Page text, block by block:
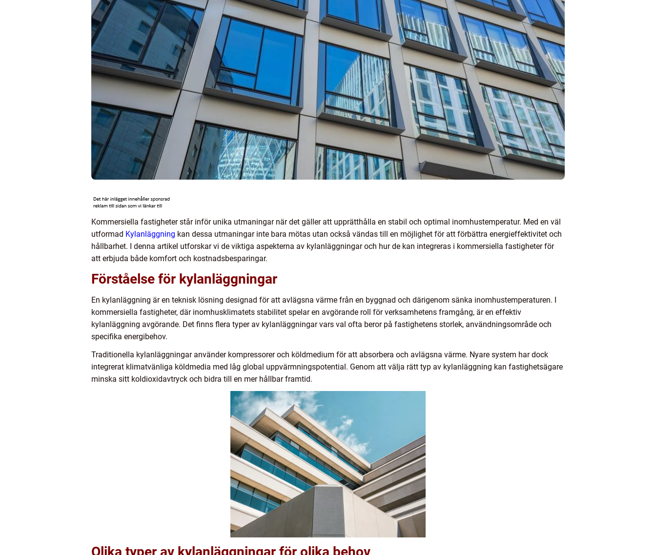
Kommersiella fastigheter står inför unika utmaningar när det gäller att upprätthålla en stabil och optimal inomhustemperatur. Med en väl
utformad Kylanläggning kan dessa utmaningar inte bara mötas utan också vändas till en möjlighet för att förbättra energieffektivitet och
hållbarhet. I denna artikel utforskar vi de viktiga aspekterna av kylanläggningar och hur de kan integreras i kommersiella fastigheter för
att erbjuda både komfort och kostnadsbesparingar.
Förståelse för kylanläggningar
En kylanläggning är en teknisk lösning designad för att avlägsna värme från en byggnad och därigenom sänka inomhustemperaturen. I
kommersiella fastigheter, där inomhusklimatets stabilitet spelar en avgörande roll för verksamhetens framgång, är en effektiv
kylanläggning avgörande. Det finns flera typer av kylanläggningar vars val ofta beror på fastighetens storlek, användningsområde och
specifika energibehov.
Traditionella kylanläggningar använder kompressorer och köldmedium för att absorbera och avlägsna värme. Nyare system har dock
integrerat klimatvänliga köldmedia med låg global uppvärmningspotential. Genom att välja rätt typ av kylanläggning kan fastighetsägare
minska sitt koldioxidavtryck och bidra till en mer hållbar framtid.